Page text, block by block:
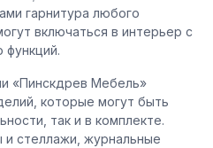
гарнитура любого
включаться в интерьер с
функций.
«Пинскдрев Мебель»
которые могут быть
так и в комплекте.
стеллажи, журнальные